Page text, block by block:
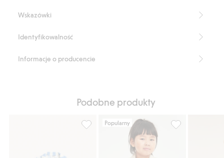
Wskazówki
Identyfikowalność
Informacje o producencie
Podobne produkty
Koszula w paski, z muślinu, Dodaj do listy
Popularny